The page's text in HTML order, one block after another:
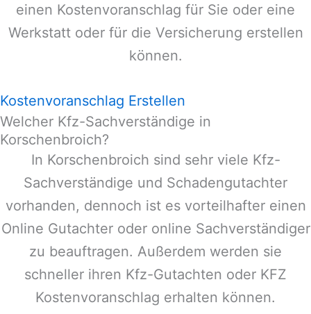
einen Kostenvoranschlag für Sie oder eine
Werkstatt oder für die Versicherung erstellen
können.
Kostenvoranschlag Erstellen
Welcher Kfz-Sachverständige in
Korschenbroich?
In Korschenbroich sind sehr viele Kfz-
Sachverständige und Schadengutachter
vorhanden, dennoch ist es vorteilhafter einen
Online Gutachter oder online Sachverständiger
zu beauftragen. Außerdem werden sie
schneller ihren Kfz-Gutachten oder KFZ
Kostenvoranschlag erhalten können.